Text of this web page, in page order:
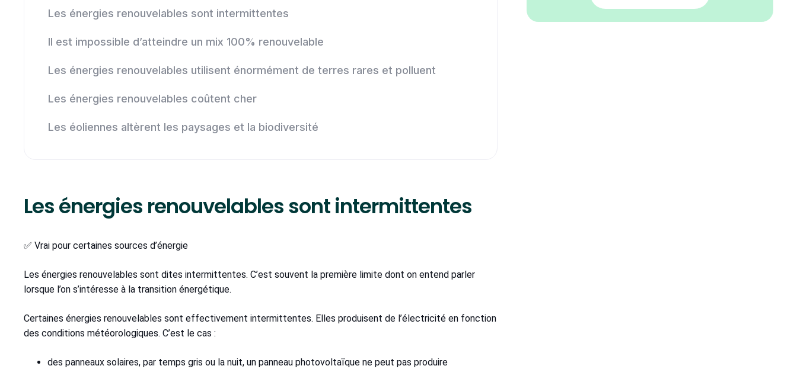
Les énergies renouvelables sont intermittentes
Il est impossible d’atteindre un mix 100% renouvelable
Les énergies renouvelables utilisent énormément de terres rares et polluent
Les énergies renouvelables coûtent cher
Les éoliennes altèrent les paysages et la biodiversité
Les énergies renouvelables sont intermittentes
✅ Vrai pour certaines sources d’énergie
Les énergies renouvelables sont dites intermittentes. C’est souvent la première limite dont on entend parler
lorsque l’on s’intéresse à la transition énergétique.
Certaines énergies renouvelables sont effectivement intermittentes. Elles produisent de l’électricité en fonction
des conditions météorologiques. C’est le cas :
des panneaux solaires, par temps gris ou la nuit, un panneau photovoltaïque ne peut pas produire